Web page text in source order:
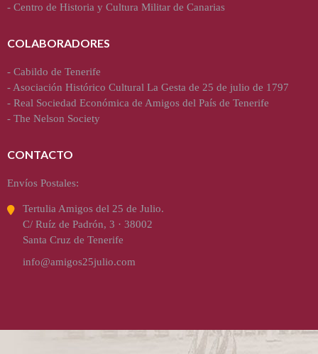
- Centro de Historia y Cultura Militar de Canarias
COLABORADORES
- Cabildo de Tenerife
- Asociación Histórico Cultural La Gesta de 25 de julio de 1797
- Real Sociedad Económica de Amigos del País de Tenerife
- The Nelson Society
CONTACTO
Envíos Postales:
Tertulia Amigos del 25 de Julio.
C/ Ruíz de Padrón, 3 · 38002
Santa Cruz de Tenerife
info@amigos25julio.com